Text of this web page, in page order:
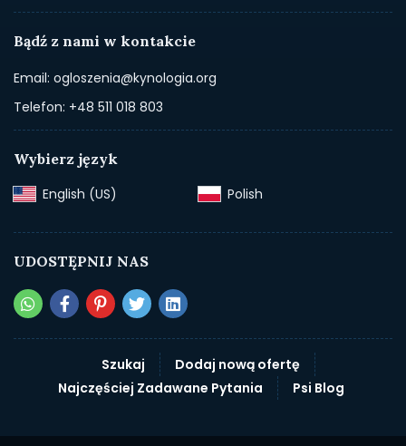
Bądź z nami w kontakcie
Email: ogloszenia@kynologia.org
Telefon: +48 511 018 803
Wybierz język
English (US)‎
Polish‎
UDOSTĘPNIJ NAS
Szukaj
Dodaj nową ofertę
Najczęściej Zadawane Pytania
Psi Blog